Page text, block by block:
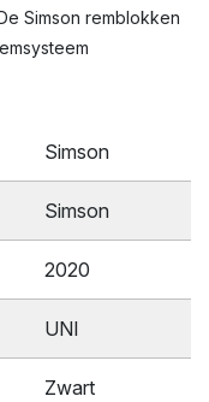
Simson remblokken
Simson
Simson
2020
UNI
Zwart